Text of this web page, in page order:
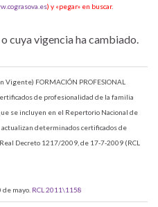
) y «pegar» en buscar.
cuya vigencia ha cambiado.
Vigente) FORMACIÓN PROFESIONAL
de profesionalidad de la familia
se incluyen en el Repertorio Nacional de
determinados certificados de
Decreto 1217/2009, de 17-7-2009 (RCL
mayo. RCL 2011\1158